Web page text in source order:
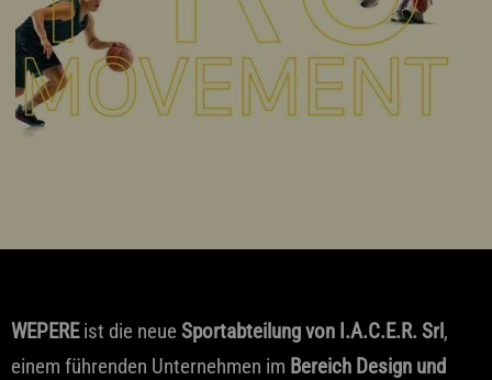
WEPEREist die neue Sportabteilung von I.A.C.E.R. Srl,
einem führenden Unternehmen im Bereich Design und